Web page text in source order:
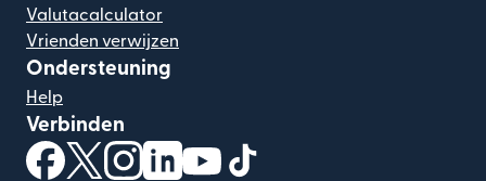
Valutacalculator
Vrienden verwijzen
Ondersteuning
Help
Verbinden
(wordt geopend in een nieuw venster)
(wordt geopend in een nieuw venster)
(wordt geopend in een nieuw venster)
(wordt geopend in een nieuw venster)
(wordt geopend in een nieuw